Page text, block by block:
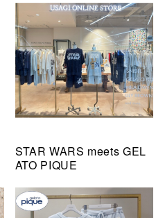
STAR WARS meets GEL
ATO PIQUE